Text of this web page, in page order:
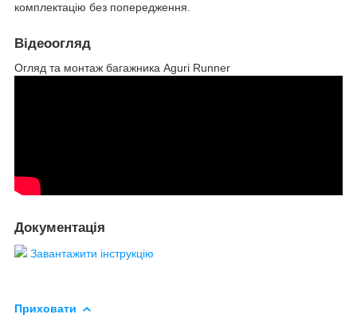
комплектацію без попередження.
Відеоогляд
Огляд та монтаж багажника Aguri Runner
Документація
Завантажити інструкцію
Приховати